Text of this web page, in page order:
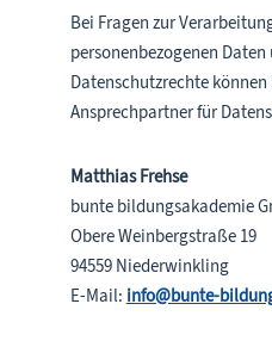
Bei Fragen zur
personenbezogenen
Datenschutzrechte können
Ansprechpartner für
Matthias Frehse
bunte bildungsakademie
Obere Weinbergstraße 19
94559 Niederwinkling
E-Mail: info@bunte-